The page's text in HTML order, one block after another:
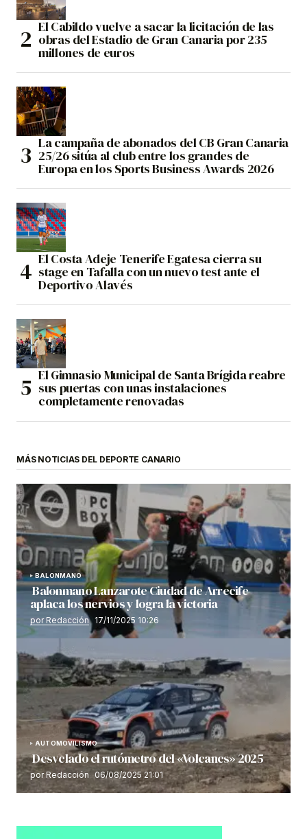
El Cabildo vuelve a sacar la licitación de las
obras del Estadio de Gran Canaria por 235
millones de euros
La campaña de abonados del CB Gran Canaria
25/26 sitúa al club entre los grandes de
Europa en los Sports Business Awards 2026
El Costa Adeje Tenerife Egatesa cierra su
stage en Tafalla con un nuevo test ante el
Deportivo Alavés
El Gimnasio Municipal de Santa Brígida reabre
sus puertas con unas instalaciones
completamente renovadas
MÁS NOTICIAS DEL DEPORTE CANARIO
BALONMANO
Balonmano Lanzarote Ciudad de Arrecife
aplaca los nervios y logra la victoria
por Redacción 17/11/2025 10:26
AUTOMOVILISMO
Desvelado el rutómetro del «Volcanes» 2025
por Redacción 06/08/2025 21:01